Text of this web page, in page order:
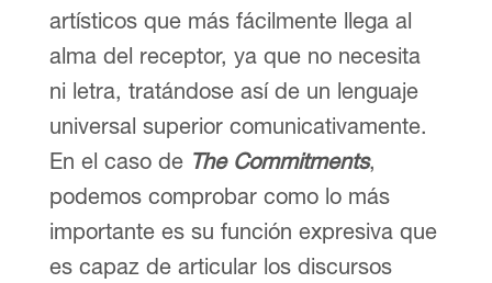
artísticos que más fácilmente llega al
alma del receptor, ya que no necesita
ni letra, tratándose así de un lenguaje
universal superior comunicativamente.
En el caso de The Commitments,
podemos comprobar como lo más
importante es su función expresiva que
es capaz de articular los discursos